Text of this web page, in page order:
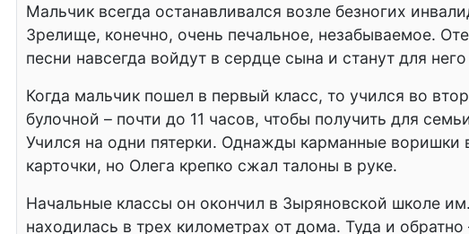
Мальчик всегда останавливался возле безногих
Зрелище, конечно, очень печальное, незабываемое.
песни навсегда войдут в сердце сына и станут для
Когда мальчик пошел в первый класс, то учился во
булочной – почти до 11 часов, чтобы получить для
Учился на одни пятерки. Однажды карманные воришки
карточки, но Олега крепко сжал талоны в руке.
Начальные классы он окончил в Зыряновской школе
находилась в трех километрах от дома. Туда и